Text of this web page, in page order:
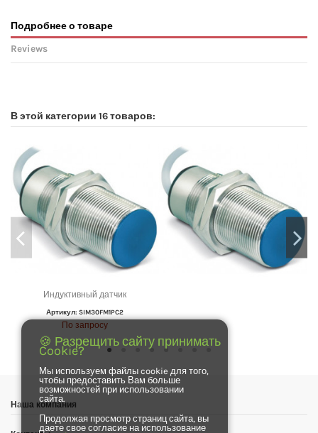
Подробнее о товаре
Reviews
В этой категории 16 товаров:
Индуктивный датчик
Артикул: SIM30FM1PC2
По запросу
Наша компания
🍪 Разрещить сайту принимать
Cookie?
Мы используем файлы cookie для того,
чтобы предоставить Вам больше
возможностей при использовании
сайта.
Продолжая просмотр страниц сайта, вы
даете свое согласие на использование